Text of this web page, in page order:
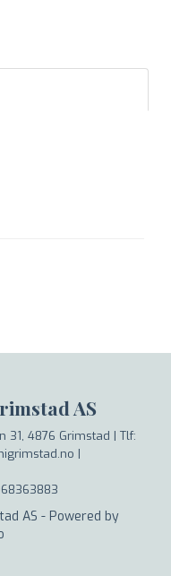
AS
31, 4876 Grimstad | Tlf:
|
AS - Powered by